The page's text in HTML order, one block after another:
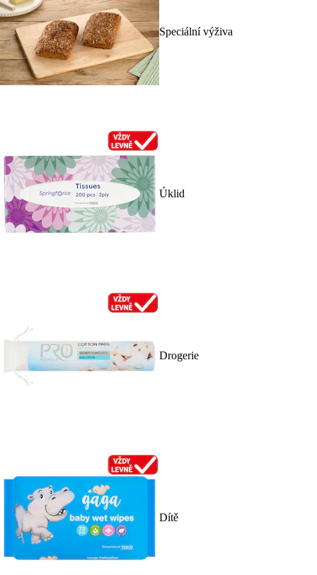
Speciální výživa
Úklid
Drogerie
Dítě